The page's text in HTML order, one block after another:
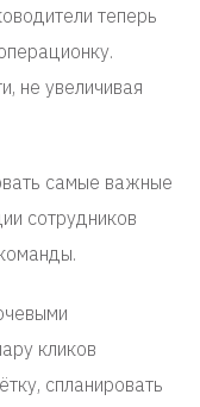
теперь
не увеличивая
самые важные
сотрудников
кликов
спланировать